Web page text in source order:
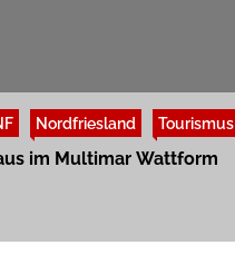
Nordfriesland Tourismus
im Multimar Wattform